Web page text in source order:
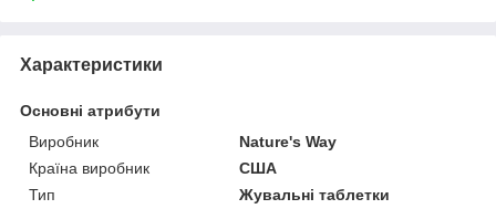
Характеристики
Основні атрибути
Виробник
Nature's Way
Країна виробник
США
Тип
Жувальні таблетки